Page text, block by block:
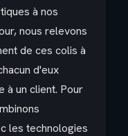
à nos
nous relevons
de ces colis à
d'eux
à un client. Pour
les technologies